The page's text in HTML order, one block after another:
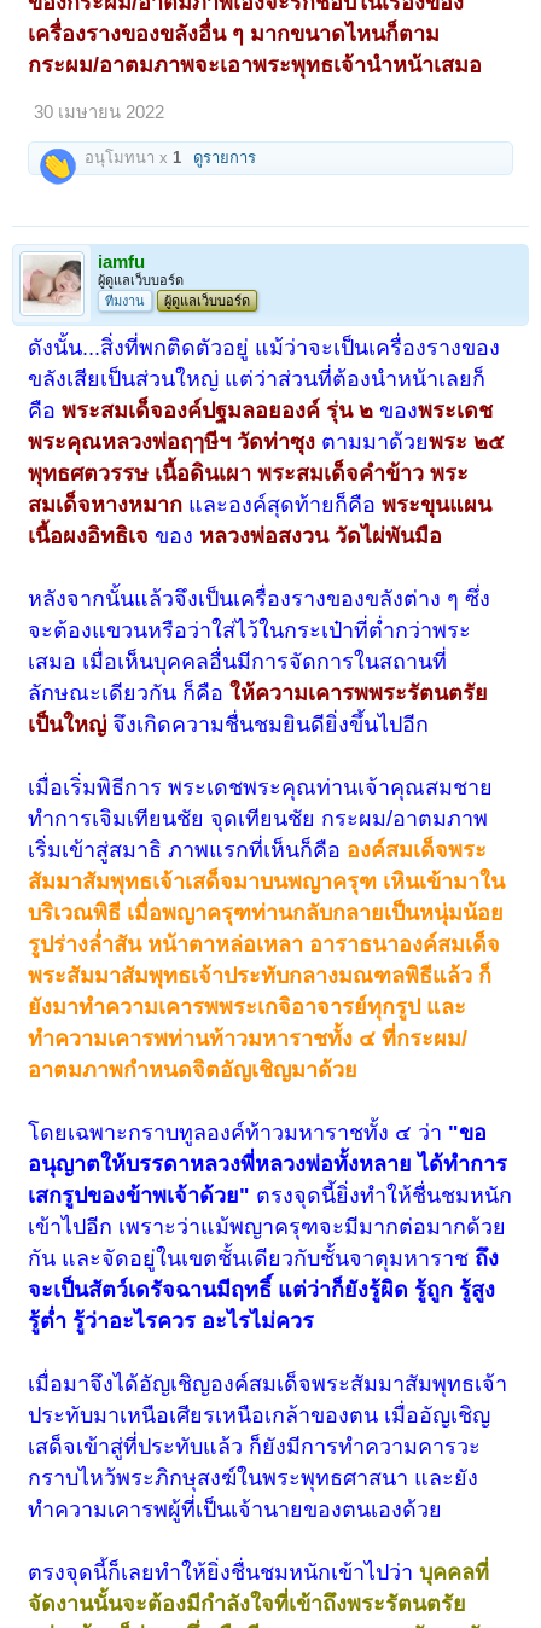
เครื่องรางของขลังอื่น ๆ มากขนาดไหนก็ตาม
กระผม/อาตมภาพจะเอาพระพุทธเจ้านำหน้าเสมอ
30 เมษายน 2022
อนุโมทนา x1 ดูรายการ
iamfu
ผู้ดูแลเว็บบอร์ด
ทีมงาน
ผู้ดูแลเว็บบอร์ด
ดังนั้น...สิ่งที่พกติดตัวอยู่ แม้ว่าจะเป็นเครื่องรางของ
ขลังเสียเป็นส่วนใหญ่ แต่ว่าส่วนที่ต้องนำหน้าเลยก็
คือพระสมเด็จองค์ปฐมลอยองค์ รุ่น ๒ ของพระเดช
พระคุณหลวงพ่อฤๅษีฯ วัดท่าซุง ตามมาด้วยพระ ๒๕
พุทธศตวรรษ เนื้อดินเผา พระสมเด็จคำข้าว พระ
สมเด็จหางหมาก และองค์สุดท้ายก็คือพระขุนแผน
เนื้อผงอิทธิเจ ของ หลวงพ่อสงวน วัดไผ่พันมือ
หลังจากนั้นแล้วจึงเป็นเครื่องรางของขลังต่าง ๆ ซึ่ง
จะต้องแขวนหรือว่าใส่ไว้ในกระเป๋าที่ต่ำกว่าพระ
เสมอ เมื่อเห็นบุคคลอื่นมีการจัดการในสถานที่
ลักษณะเดียวกัน ก็คือให้ความเคารพพระรัตนตรัย
เป็นใหญ่ จึงเกิดความชื่นชมยินดียิ่งขึ้นไปอีก
เมื่อเริ่มพิธีการ พระเดชพระคุณท่านเจ้าคุณสมชาย
ทำการเจิมเทียนชัย จุดเทียนชัย กระผม/อาตมภาพ
เริ่มเข้าสู่สมาธิ ภาพแรกที่เห็นก็คือ องค์สมเด็จพระ
สัมมาสัมพุทธเจ้าเสด็จมาบนพญาครุฑ เหินเข้ามาใน
บริเวณพิธี เมื่อพญาครุฑท่านกลับกลายเป็นหนุ่มน้อย
รูปร่างล่ำสัน หน้าตาหล่อเหลา อาราธนาองค์สมเด็จ
พระสัมมาสัมพุทธเจ้าประทับกลางมณฑลพิธีแล้ว ก็
ยังมาทำความเคารพพระเกจิอาจารย์ทุกรูป และ
ทำความเคารพท่านท้าวมหาราชทั้ง ๔ ที่กระผม/
อาตมภาพกำหนดจิตอัญเชิญมาด้วย
โดยเฉพาะกราบทูลองค์ท้าวมหาราชทั้ง ๔ ว่า "ขอ
อนุญาตให้บรรดาหลวงพี่หลวงพ่อทั้งหลาย ได้ทำการ
เสกรูปของข้าพเจ้าด้วย" ตรงจุดนี้ยิ่งทำให้ชื่นชมหนัก
เข้าไปอีก เพราะว่าแม้พญาครุฑจะมีมากต่อมากด้วย
กัน และจัดอยู่ในเขตชั้นเดียวกับชั้นจาตุมหาราช ถึง
จะเป็นสัตว์เดรัจฉานมีฤทธิ์ แต่ว่าก็ยังรู้ผิด รู้ถูก รู้สูง
รู้ต่ำ รู้ว่าอะไรควร อะไรไม่ควร
เมื่อมาจึงได้อัญเชิญองค์สมเด็จพระสัมมาสัมพุทธเจ้า
ประทับมาเหนือเศียรเหนือเกล้าของตน เมื่ออัญเชิญ
เสด็จเข้าสู่ที่ประทับแล้ว ก็ยังมีการทำความคารวะ
กราบไหว้พระภิกษุสงฆ์ในพระพุทธศาสนา และยัง
ทำความเคารพผู้ที่เป็นเจ้านายของตนเองด้วย
ตรงจุดนี้ก็เลยทำให้ยิ่งชื่นชมหนักเข้าไปว่าบุคคลที่
จัดงานนั้นจะต้องมีกำลังใจที่เข้าถึงพระรัตนตรัย